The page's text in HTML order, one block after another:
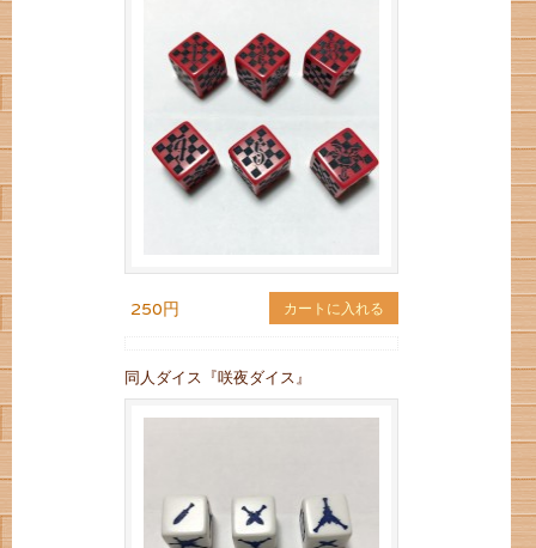
250円 カートに入れる
同人ダイス『咲夜ダイス』